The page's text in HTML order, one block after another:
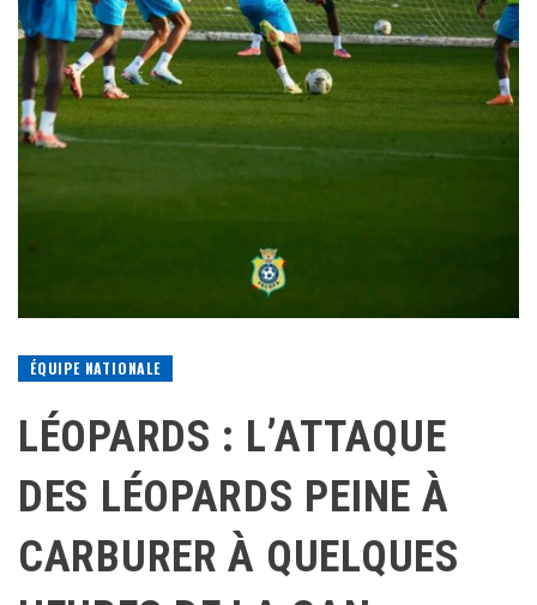
ÉQUIPE NATIONALE
LÉOPARDS : L’ATTAQUE
DES LÉOPARDS PEINE À
CARBURER À QUELQUES